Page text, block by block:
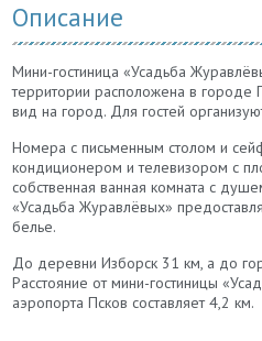
Описание
Мини-гостиница «Усадьба
территории расположена в городе
вид на город. Для гостей
Номера с письменным столом и
кондиционером и телевизором с
собственная ванная комната с
«Усадьба Журавлёвых»
белье.
До деревни Изборск 31 км, а до
Расстояние от мини-гостиницы
аэропорта Псков составляет 4,2 км.